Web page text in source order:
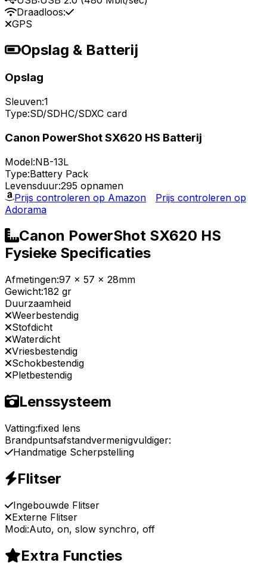
Draadloos:
GPS
Opslag & Batterij
Opslag
Sleuven:1
Type:SD/SDHC/SDXC card
Canon PowerShot SX620 HS Batterij
Model:NB-13L
Type:Battery Pack
Levensduur:295 opnamen
Prijs controleren op Amazon
Prijs controleren op
Adorama
Canon PowerShot SX620 HS
Fysieke Specificaties
Afmetingen:97 x 57 x 28mm
Gewicht:182 gr
Duurzaamheid
Weerbestendig
Stofdicht
Waterdicht
Vriesbestendig
Schokbestendig
Pletbestendig
Lenssysteem
Vatting:fixed lens
Brandpuntsafstandvermenigvuldiger:
Handmatige Scherpstelling
Flitser
Ingebouwde Flitser
Externe Flitser
Modi:Auto, on, slow synchro, off
Extra Functies